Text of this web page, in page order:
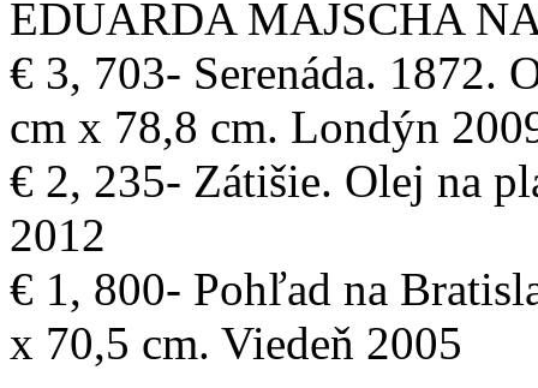
EDUARDA MAJSCHA
€ 3, 703- Serenáda. 1872.
cm x 78,8 cm. Londýn
€ 2, 235- Zátišie. Olej na
2012
€ 1, 800- Pohľad na
x 70,5 cm. Viedeň 2005